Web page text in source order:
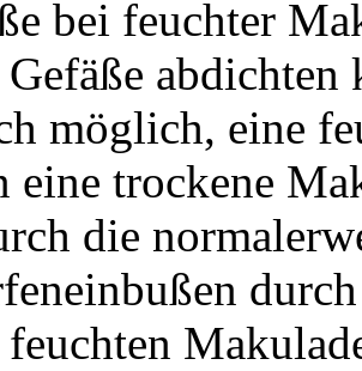
bei feuchter
möglich, eine
eine trockene
die